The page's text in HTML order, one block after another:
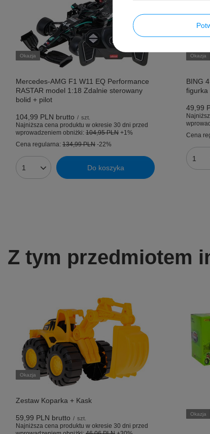
Okazja
Mercedes-AMG F1 W11 EQ Performance
RASTAR model 1:18 Zdalnie sterowany
bolid + pilot
104,99 PLN brutto / szt.
Najniższa cena produktu w okresie 30 dni przed
wprowadzeniem obniżki: 104,95 PLN +1%
Cena regularna: 134,99 PLN -22%
Ilość produktów Do koszyka
Okazja
BING
figurka
49,99
Cena
Ilość
Z tym przedmiotem
Okazja
Zestaw Koparka + Kask
59,99 PLN brutto / szt.
Najniższa cena produktu w okresie 30 dni przed
Okazja